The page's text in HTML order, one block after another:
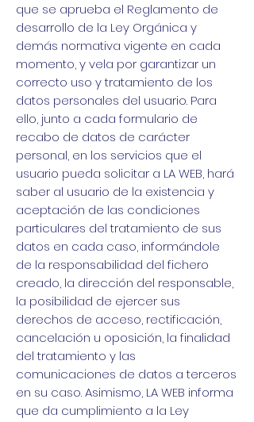
que se aprueba el Reglamento de
desarrollo de la Ley Orgánica y
demás normativa vigente en cada
momento, y vela por garantizar un
correcto uso y tratamiento de los
datos personales del usuario. Para
ello, junto a cada formulario de
recabo de datos de carácter
personal, en los servicios que el
usuario pueda solicitar a LA WEB, hará
saber al usuario de la existencia y
aceptación de las condiciones
particulares del tratamiento de sus
datos en cada caso, informándole
de la responsabilidad del fichero
creado, la dirección del responsable,
la posibilidad de ejercer sus
derechos de acceso, rectificación,
cancelación u oposición, la finalidad
del tratamiento y las
comunicaciones de datos a terceros
en su caso. Asimismo, LA WEB informa
que da cumplimiento a la Ley